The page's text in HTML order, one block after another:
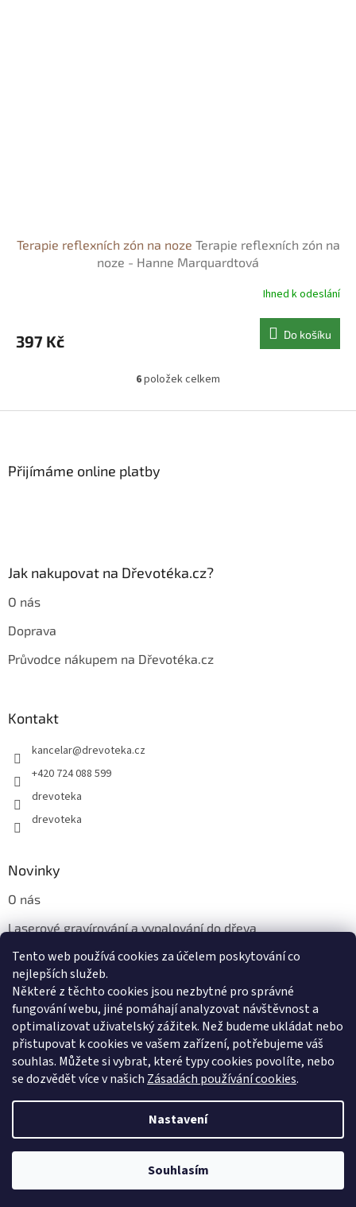
Tento web používá cookies za účelem poskytování co
nejlepších služeb.
Některé z těchto cookies jsou nezbytné pro správné
fungování webu, jiné pomáhají analyzovat návštěvnost a
optimalizovat uživatelský zážitek. Než budeme ukládat nebo
přistupovat k cookies ve vašem zařízení, potřebujeme váš
souhlas. Můžete si vybrat, které typy cookies povolíte, nebo
se dozvědět více v našich Zásadách používání cookies.
Nastavení
Souhlasím
Terapie reflexních zón na noze Terapie reflexních zón na
noze - Hanne Marquardtová
Ihned k odeslání
397 Kč Do košíku
O
l
y
v
u
6položek celkem
Přijímáme online platby
Jak nakupovat na Dřevotéka.cz?
O nás
Doprava
Průvodce nákupem na Dřevotéka.cz
Kontakt
kancelar@drevoteka.cz
+420 724 088 599
drevoteka
drevoteka
Novinky
O nás
Laserové gravírování a vypalování do dřeva
Proč jíst z přírodních dřevěných talířů: Ekologická a Stylová
Volba
Copyright 2026Dřevotéka. Všechna práva vyhrazena.Upravit
nastavení cookies